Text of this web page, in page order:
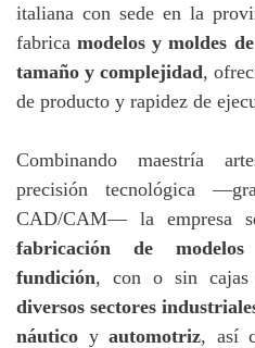
italiana con sede en la
fabricamodelos y moldes
tamaño y complejidad,
de producto y rapidez de
Combinando maestría
precisión tecnológica
CAD/CAM— la empresa
fabricación de
fundición, con o sin cajas
diversos sectores
náutico y automotriz, así